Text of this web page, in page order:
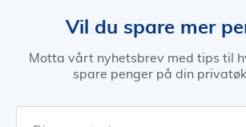
Vil du spare mer
Motta vårt nyhetsbrev med tips til
spare penger på din